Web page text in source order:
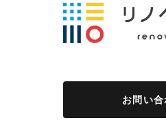
お問い合